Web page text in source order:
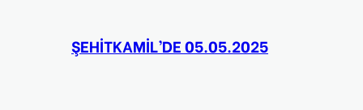
ŞEHİTKAMİL’DE 05.05.2025